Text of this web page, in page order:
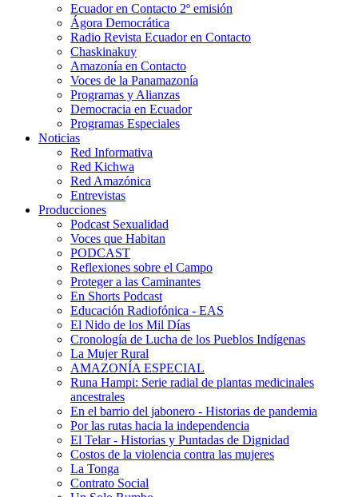
Ecuador en Contacto 2º emisión
Ágora Democrática
Radio Revista Ecuador en Contacto
Chaskinakuy
Amazonía en Contacto
Voces de la Panamazonía
Programas y Alianzas
Democracia en Ecuador
Programas Especiales
Noticias
Red Informativa
Red Kichwa
Red Amazónica
Entrevistas
Producciones
Podcast Sexualidad
Voces que Habitan
PODCAST
Reflexiones sobre el Campo
Proteger a las Caminantes
En Shorts Podcast
Educación Radiofónica - EAS
El Nido de los Mil Días
Cronología de Lucha de los Pueblos Indígenas
La Mujer Rural
AMAZONÍA ESPECIAL
Runa Hampi: Serie radial de plantas medicinales
ancestrales
En el barrio del jabonero - Historias de pandemia
Por las rutas hacia la independencia
El Telar - Historias y Puntadas de Dignidad
Costos de la violencia contra las mujeres
La Tonga
Contrato Social